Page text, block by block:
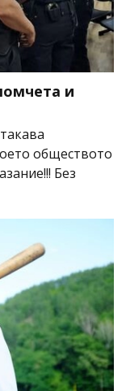
и
обществото
Без